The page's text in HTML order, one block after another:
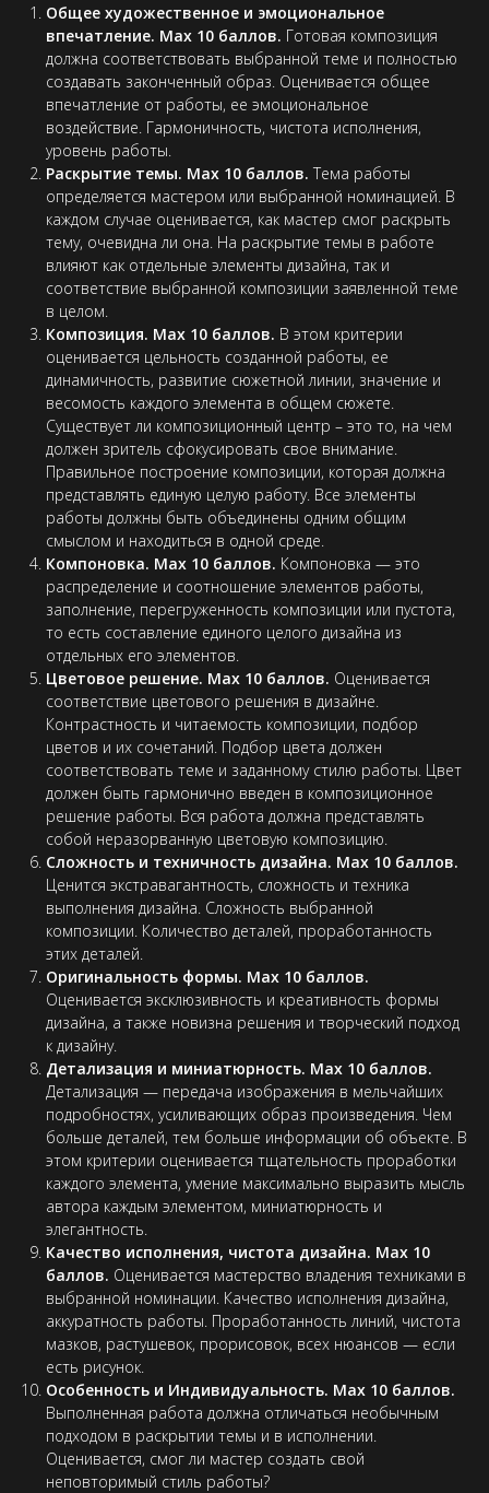
Общее художественное и эмоциональное
впечатление. Max 10 баллов. Готовая композиция
должна соответствовать выбранной теме и полностью
создавать законченный образ. Оценивается общее
впечатление от работы, ее эмоциональное
воздействие. Гармоничность, чистота исполнения,
уровень работы.
Раскрытие темы. Max 10 баллов. Тема работы
определяется мастером или выбранной номинацией. В
каждом случае оценивается, как мастер смог раскрыть
тему, очевидна ли она. На раскрытие темы в работе
влияют как отдельные элементы дизайна, так и
соответствие выбранной композиции заявленной теме
в целом.
Композиция. Max 10 баллов. В этом критерии
оценивается цельность созданной работы, ее
динамичность, развитие сюжетной линии, значение и
весомость каждого элемента в общем сюжете.
Существует ли композиционный центр – это то, на чем
должен зритель сфокусировать свое внимание.
Правильное построение композиции, которая должна
представлять единую целую работу. Все элементы
работы должны быть объединены одним общим
смыслом и находиться в одной среде.
Компоновка. Max 10 баллов. Компоновка — это
распределение и соотношение элементов работы,
заполнение, перегруженность композиции или пустота,
то есть составление единого целого дизайна из
отдельных его элементов.
Цветовое решение. Max 10 баллов. Оценивается
соответствие цветового решения в дизайне.
Контрастность и читаемость композиции, подбор
цветов и их сочетаний. Подбор цвета должен
соответствовать теме и заданному стилю работы. Цвет
должен быть гармонично введен в композиционное
решение работы. Вся работа должна представлять
собой неразорванную цветовую композицию.
Сложность и техничность дизайна. Max 10 баллов.
Ценится экстравагантность, сложность и техника
выполнения дизайна. Сложность выбранной
композиции. Количество деталей, проработанность
этих деталей.
Оригинальность формы. Max 10 баллов.
Оценивается эксклюзивность и креативность формы
дизайна, а также новизна решения и творческий подход
к дизайну.
Детализация и миниатюрность. Max 10 баллов.
Детализация — передача изображения в мельчайших
подробностях, усиливающих образ произведения. Чем
больше деталей, тем больше информации об объекте. В
этом критерии оценивается тщательность проработки
каждого элемента, умение максимально выразить мысль
автора каждым элементом, миниатюрность и
элегантность.
Качество исполнения, чистота дизайна. Max 10
баллов. Оценивается мастерство владения техниками в
выбранной номинации. Качество исполнения дизайна,
аккуратность работы. Проработанность линий, чистота
мазков, растушевок, прорисовок, всех нюансов — если
есть рисунок.
Особенность и Индивидуальность. Max 10 баллов.
Выполненная работа должна отличаться необычным
подходом в раскрытии темы и в исполнении.
Оценивается, смог ли мастер создать свой
неповторимый стиль работы?